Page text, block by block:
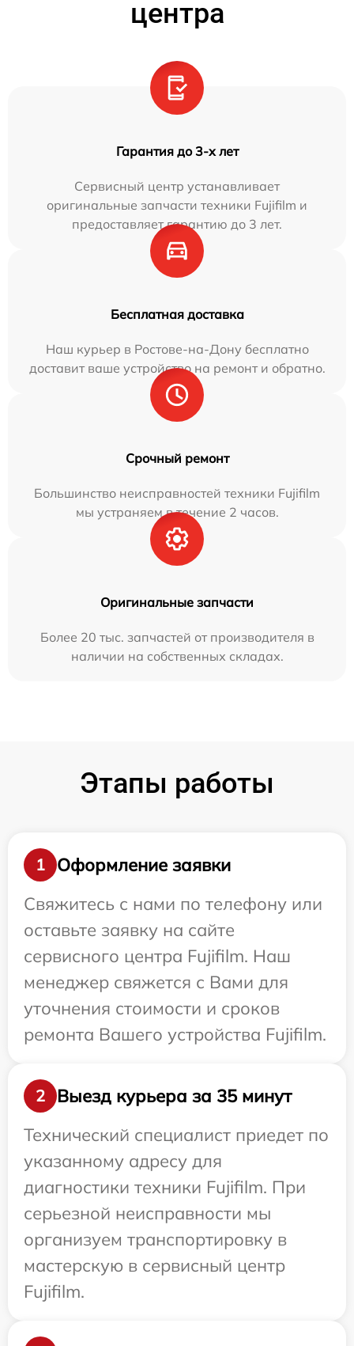
центра
Гарантия до 3-х лет
Сервисный центр устанавливает
оригинальные запчасти техники Fujifilm и
предоставляет гарантию до 3 лет.
Бесплатная доставка
Наш курьер в Ростове-на-Дону бесплатно
доставит ваше устройство на ремонт и обратно.
Срочный ремонт
Большинство неисправностей техники Fujifilm
мы устраняем в течение 2 часов.
Оригинальные запчасти
Более 20 тыс. запчастей от производителя в
наличии на собственных складах.
Этапы работы
1
Оформление заявки
Свяжитесь с нами по телефону или
оставьте заявку на сайте
сервисного центра Fujifilm. Наш
менеджер свяжется с Вами для
уточнения стоимости и сроков
ремонта Вашего устройства Fujifilm.
2
Выезд курьера за 35 минут
Технический специалист приедет по
указанному адресу для
диагностики техники Fujifilm. При
серьезной неисправности мы
организуем транспортировку в
мастерскую в сервисный центр
Fujifilm.